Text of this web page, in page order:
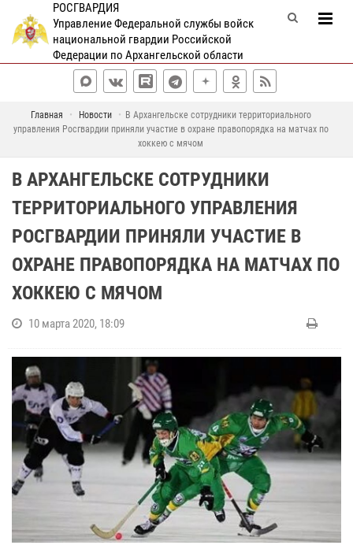
РОСГВАРДИЯ
Управление Федеральной службы войск
национальной гвардии Российской
Федерации по Архангельской области
Главная Новости
В Архангельске сотрудники территориального
управления Росгвардии приняли участие в охране правопорядка на матчах по
хоккею с мячом
В АРХАНГЕЛЬСКЕ СОТРУДНИКИ
ТЕРРИТОРИАЛЬНОГО УПРАВЛЕНИЯ
РОСГВАРДИИ ПРИНЯЛИ УЧАСТИЕ В
ОХРАНЕ ПРАВОПОРЯДКА НА МАТЧАХ ПО
ХОККЕЮ С МЯЧОМ
10 марта 2020, 18:09